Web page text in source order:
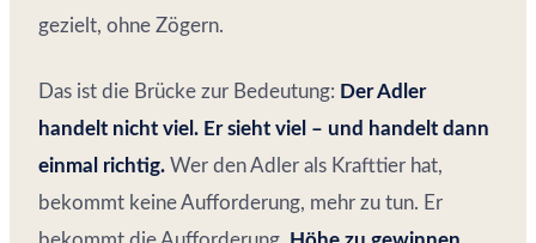
gezielt, ohne Zögern.
Das ist die Brücke zur Bedeutung: Der Adler
handelt nicht viel. Er sieht viel – und handelt dann
einmal richtig. Wer den Adler als Krafttier hat,
bekommt keine Aufforderung, mehr zu tun. Er